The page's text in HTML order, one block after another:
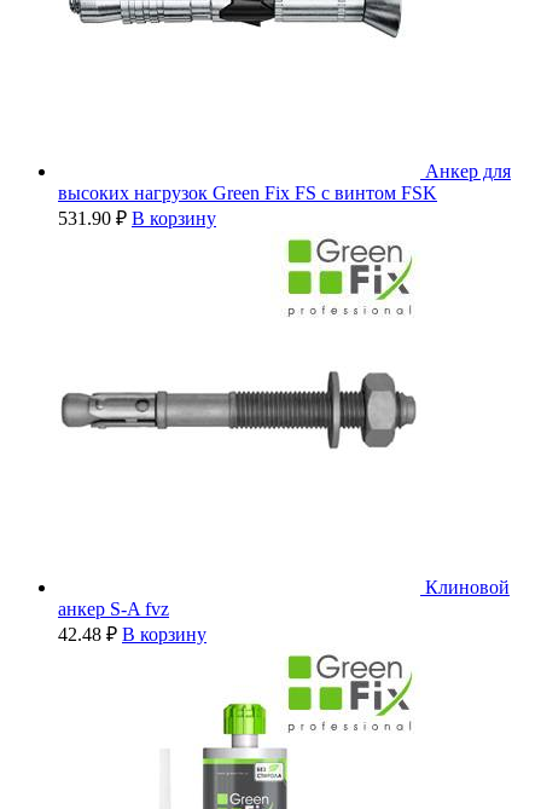
Анкер для
высоких нагрузок Green Fix FS с винтом FSK
531.90 ₽ В корзину
Клиновой
анкер S-A fvz
42.48 ₽ В корзину